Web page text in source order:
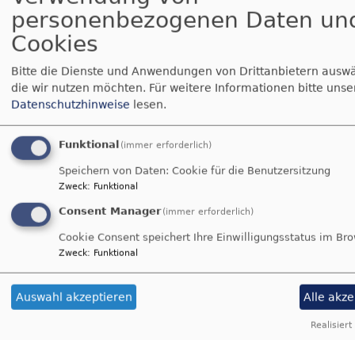
So, 23.8. 9 Uhr
Gottesdienst
Dekanin Dagmar Häfner-Becker
Stephanskirchen Evang.-Luth. Heilig-Geist-Kirche
Haidholzen
personenbezogenen Daten
Cookies
Bitte die Dienste und Anwendungen von Drittanbietern
die wir nutzen möchten. Für weitere Informationen bitte
Datenschutzhinweise lesen.
Funktional (immer erforderlich)
Speichern von Daten: Cookie für die Benutzersitzung
Zweck: Funktional
Consent Manager (immer erforderlich)
Cookie Consent speichert Ihre Einwilligungsstatus im
Zweck: Funktional
Auswahl akzeptieren Alle